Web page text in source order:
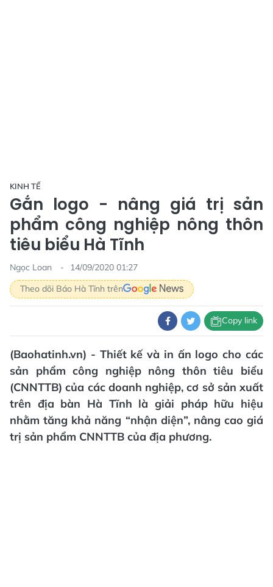
KINH TẾ
Gắn logo - nâng giá trị sản
phẩm công nghiệp nông thôn
tiêu biểu Hà Tĩnh
Ngọc Loan
14/09/2020 01:27
Theo dõi Báo Hà Tĩnh trên
Copy link
(Baohatinh.vn) - Thiết kế và in ấn logo cho các
sản phẩm công nghiệp nông thôn tiêu biểu
(CNNTTB) của các doanh nghiệp, cơ sở sản xuất
trên địa bàn Hà Tĩnh là giải pháp hữu hiệu
nhằm tăng khả năng “nhận diện”, nâng cao giá
trị sản phẩm CNNTTB của địa phương.